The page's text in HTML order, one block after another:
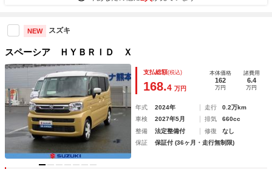
NEW スズキ
スペーシア ＨＹＢＲＩＤ Ｘ
支払総額(税込)
168.4 万円
本体価格
162
万円
諸費用
6.4
万円
年式 2024年 走行
0.2万km
車検
2027年5月 排気
660cc
整備
法定整備付 修復
なし
保証
保証付 (36ヶ月・走行無制限)